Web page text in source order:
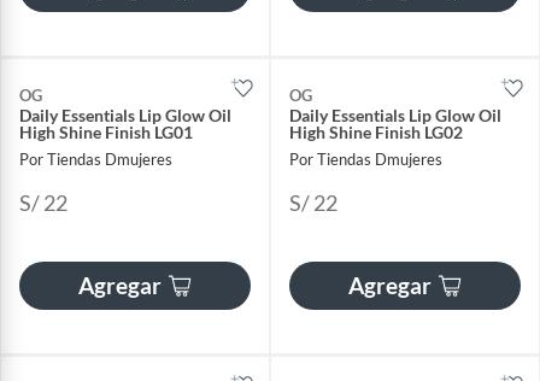
OG
Daily Essentials Lip Glow Oil
High Shine Finish LG01
Por Tiendas Dmujeres
S/ 22
Agregar
OG
Daily Essentials Lip Glow Oil
High Shine Finish LG02
Por Tiendas Dmujeres
S/ 22
Agregar